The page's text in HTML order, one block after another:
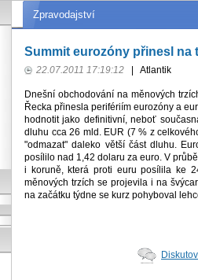
Zpravodajství
Summit eurozóny přinesl na
22.07.2011 17:19:12 Atlantik
Dnešní obchodování na měnových
Řecka přinesla perifériím eurozóny a
hodnotit jako definitivní, neboť
dluhu cca 26 mld. EUR (7 % z
"odmazat" daleko větší část dluhu.
posílilo nad 1,42 dolaru za euro. V
i koruně, která proti euru posílila ke
měnových trzích se projevila i na
na začátku týdne se kurz pohyboval